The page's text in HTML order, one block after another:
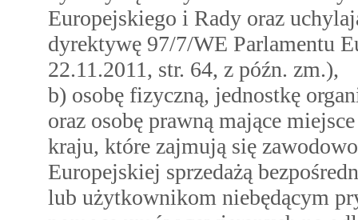
Europejskiego i Rady oraz
dyrektywę 97/7/WE Parlamentu
22.11.2011, str. 64, z późn. zm.),
b) osobę fizyczną, jednostkę
oraz osobę prawną mające
kraju, które zajmują się
Europejskiej sprzedażą
lub użytkownikom niebędącym